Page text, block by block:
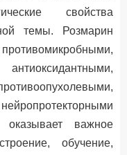
свойства
темы. Розмарин
важное
обучение,